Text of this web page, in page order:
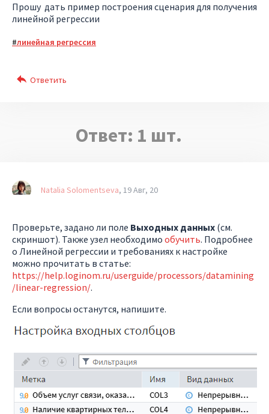
Прошу дать пример построения сценария для получения
линейной регрессии
линейная регрессия
Ответ: 1 шт.
Natalia Solomentseva 19 Авг, 20
Проверьте, задано ли поле Выходных данных (см.
скриншот). Также узел необходимо обучить. Подробнее
о Линейной регрессии и требованиях к настройке
можно прочитать в статье:
https://help.loginom.ru/userguide/processors/datamining
/linear-regression/.
Если вопросы останутся, напишите.